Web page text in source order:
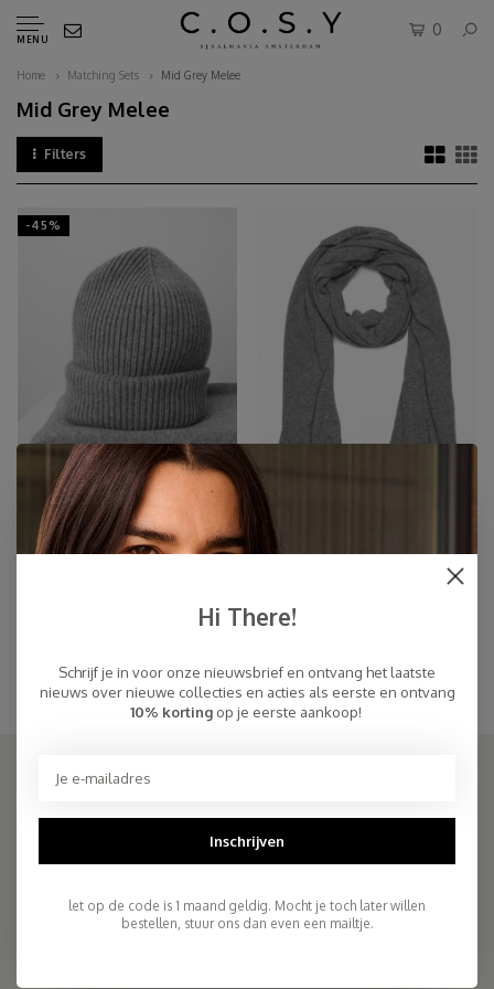
MENU
0
Home Matching Sets Mid Grey Melee
Mid Grey Melee
Filters
-45%
Cosy Beanie Mid Grey Melee
€59,00 €32,45
Sjaal Cosy Chic Mid Grey Melee
€94,95
Grijze muts met bijpassende oversized grijze sjaal in hetzelfde garen. Zachte
grijze sjaal met bijpassende grijze muts
COSY & CHIC - Luxe, basic sjaals van natuurlijke materialen in vele
Hi There!
Schrijf je in voor onze nieuwsbrief en ontvang het laatste
nieuws over nieuwe collecties en acties als eerste en ontvang
10% korting op je eerste aankoop!
Inschrijven
let op de code is 1 maand geldig. Mocht je toch later willen
bestellen, stuur ons dan even een mailtje.